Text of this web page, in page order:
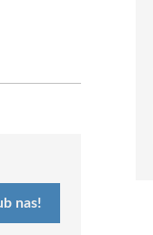
nas!